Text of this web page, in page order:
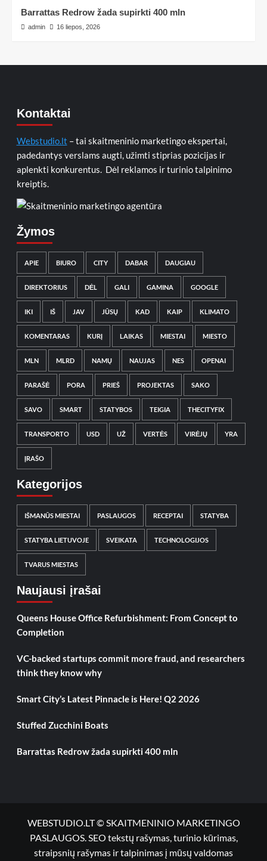
Barrattas Redrow žada supirkti 400 mln
admin 16 liepos, 2026
Kontaktai
Webstudio.lt – tai skaitmeninio marketingo ekspertai,
padedantys verslams augti, užimti stiprias pozicijas ir
aplenkti konkurentus. Dėl reklamos ir turinio talpinimo
kreiptis.
Žymos
APIE BIURO CITY DABAR DAUGIAU
DIREKTORIUS DĖL GALI GAMINA GOOGLE
IKI IŠ JAV JŪSŲ KAD KAIP KLIMATO
KOMENTARAS KURĮ LAIKAS MIESTAI MIESTO
MLN MLRD NAMŲ NAUJAS NES OPENAI
PARAŠĖ PORA PRIEŠ PROJEKTAS SAKO
SAVO SMART STATYBOS TEIGIA THECITYFIX
TRANSPORTO USD UŽ VERTĖS VIRĖJŲ YRA
ĮRAŠO
Kategorijos
IŠMANŪS MIESTAI PASLAUGOS RECEPTAI STATYBA
STATYBA LIETUVOJE SVEIKATA TECHNOLOGIJOS
TVARUS MIESTAS
Naujausi įrašai
Queens House Office Refurbishment: From Concept to
Completion
VC-backed startups commit more fraud, and researchers
think they know why
Smart City’s Latest Pinnacle is Here! Q2 2026
Stuffed Zucchini Boats
Barrattas Redrow žada supirkti 400 mln
WEBSTUDIO.LT © SKAITMENINIO MARKETINGO
PASLAUGOS. SEO tekstų rašymas, turinio kūrimas,
straipsnių rašymas ir talpinimas į mūsų valdomas